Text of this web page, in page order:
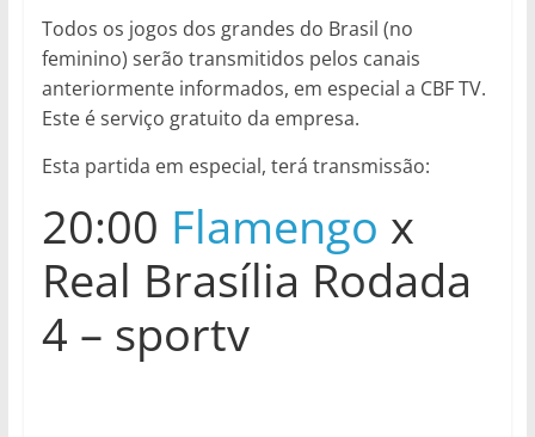
Todos os jogos dos grandes do Brasil (no
feminino) serão transmitidos pelos canais
anteriormente informados, em especial a CBF TV.
Este é serviço gratuito da empresa.
Esta partida em especial, terá transmissão:
20:00 Flamengo x
Real Brasília Rodada
4 – sportv